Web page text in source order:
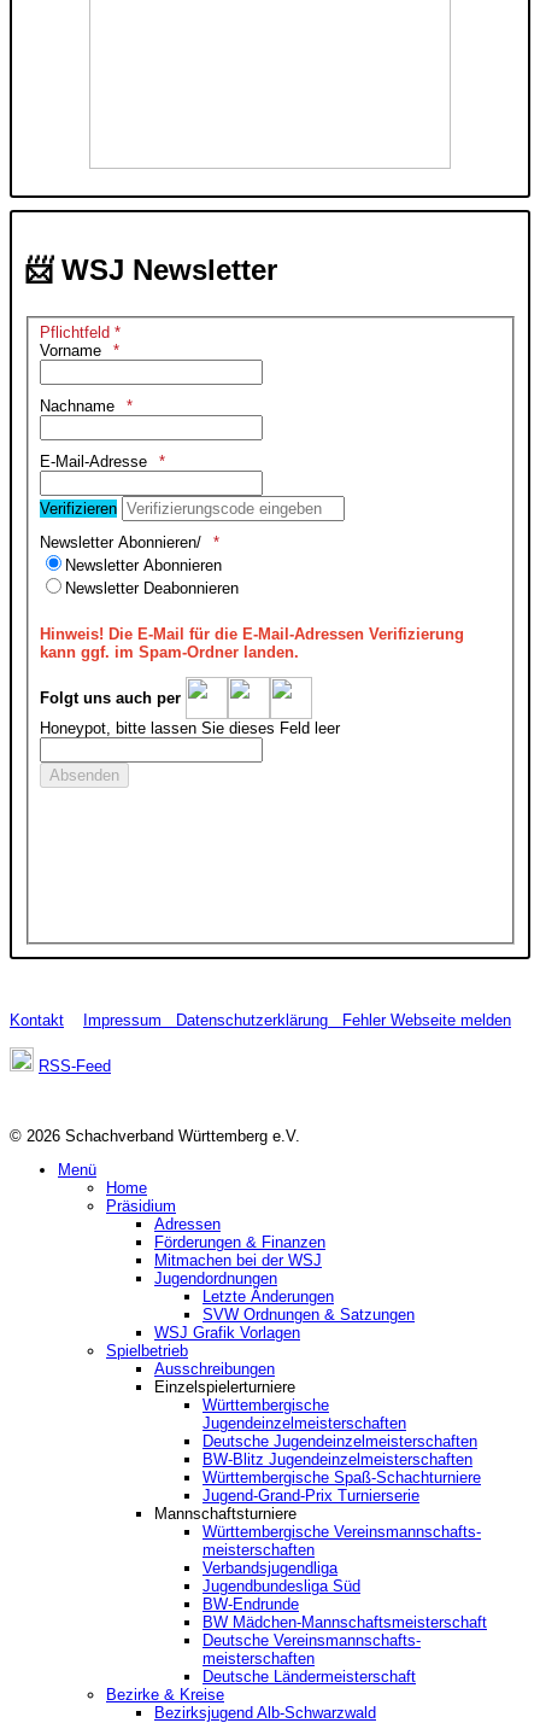
📨 WSJ Newsletter
Pflichtfeld *
Vorname
Nachname
E-Mail-Adresse
Verifizieren
Newsletter Abonnieren/
Newsletter Abonnieren
Newsletter Deabonnieren
Hinweis! Die E-Mail für die E-Mail-Adressen Verifizierung
kann ggf. im Spam-Ordner landen.
Folgt uns auch per
Honeypot, bitte lassen Sie dieses Feld leer
Kontakt Impressum Datenschutzerklärung Fehler Webseite melden
RSS-Feed
© 2026 Schachverband Württemberg e.V.
Menü
Home
Präsidium
Adressen
Förderungen & Finanzen
Mitmachen bei der WSJ
Jugendordnungen
Letzte Änderungen
SVW Ordnungen & Satzungen
WSJ Grafik Vorlagen
Spielbetrieb
Ausschreibungen
Einzelspielerturniere
Württembergische
Jugendeinzelmeisterschaften
Deutsche Jugendeinzelmeisterschaften
BW-Blitz Jugendeinzelmeisterschaften
Württembergische Spaß-Schachturniere
Jugend-Grand-Prix Turnierserie
Mannschaftsturniere
Württembergische Vereinsmannschafts-
meisterschaften
Verbandsjugendliga
Jugendbundesliga Süd
BW-Endrunde
BW Mädchen-Mannschaftsmeisterschaft
Deutsche Vereinsmannschafts-
meisterschaften
Deutsche Ländermeisterschaft
Bezirke & Kreise
Bezirksjugend Alb-Schwarzwald